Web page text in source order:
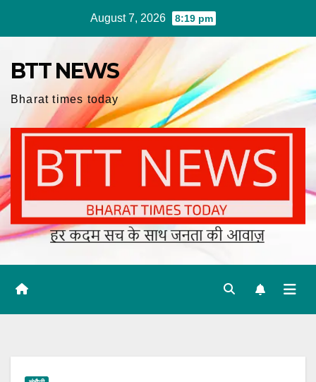
August 7, 2026 8:19 pm
BTT NEWS
Bharat times today